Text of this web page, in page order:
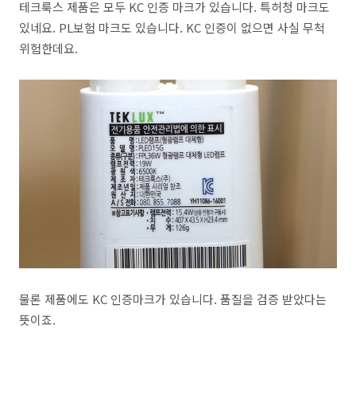
테크룩스 제품은 모두 KC 인증 마크가 있습니다. 특허청 마크도
있네요. PL보험 마크도 있습니다. KC 인증이 없으면 사실 무척
위험한데요.
물론 제품에도 KC 인증마크가 있습니다. 품질을 검증 받았다는
뜻이죠.